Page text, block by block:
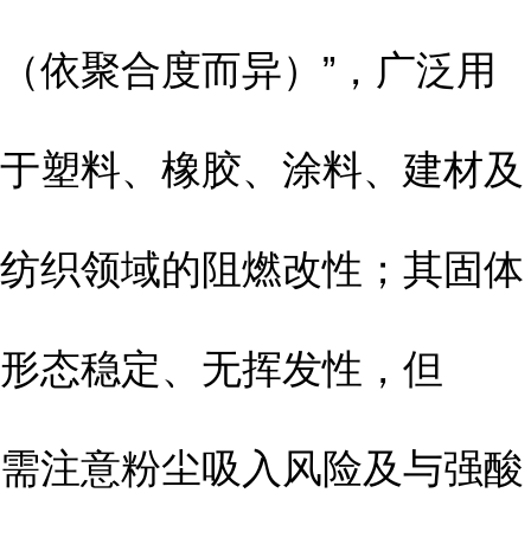
（依聚合度而异）”，广泛用
于塑料、橡胶、涂料、建材及
纺织领域的阻燃改性；其固体
形态稳定、无挥发性，但
需注意粉尘吸入风险及与强酸